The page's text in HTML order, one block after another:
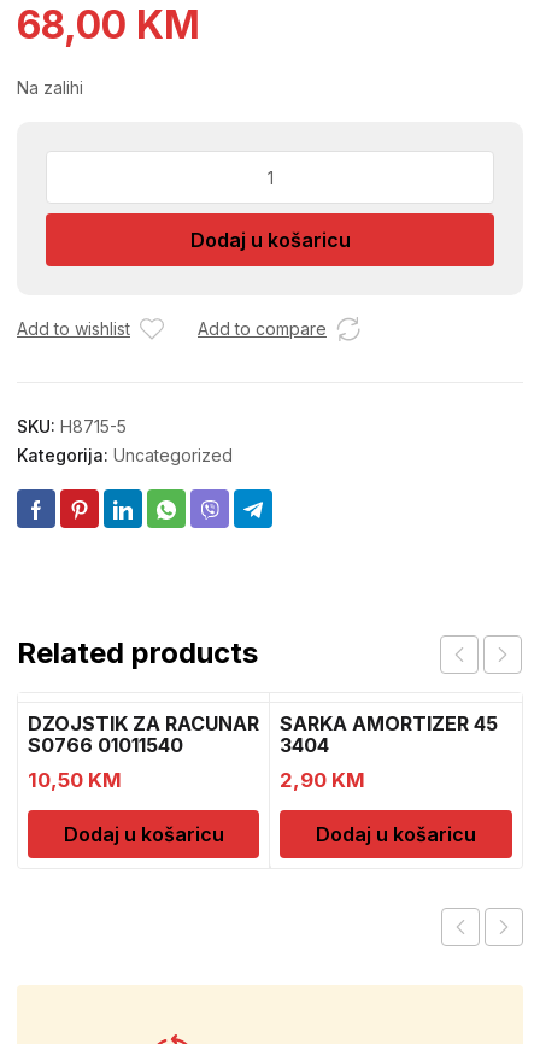
68,00 KM
Na zalihi
DIN933
8.8.12X60
1
Dodaj u košaricu
Add to wishlist Add to compare
SKU: H8715-5
Kategorija: Uncategorized
Related products
DZOJSTIK ZA RACUNAR
S0766 01011540
10,50 KM
Dodaj u košaricu
SARKA AMORTIZER 45
3404
2,90 KM
Dodaj u košaricu